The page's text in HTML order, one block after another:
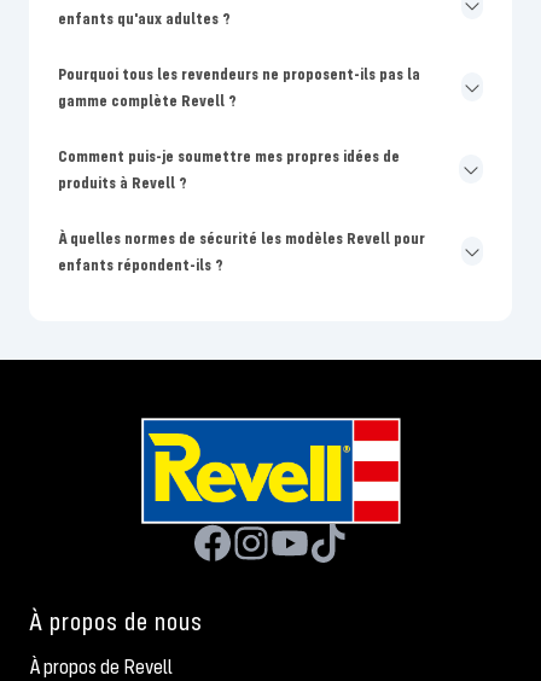
enfants qu'aux adultes ?
Pourquoi tous les revendeurs ne proposent-ils pas la
gamme complète Revell ?
Comment puis-je soumettre mes propres idées de
produits à Revell ?
À quelles normes de sécurité les modèles Revell pour
enfants répondent-ils ?
À propos de nous
À propos de Revell